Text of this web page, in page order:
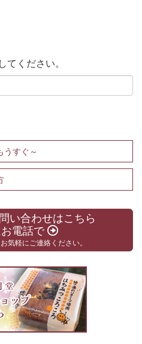
てください。
うすぐ～
い合わせはこちら
電話で
気軽にご連絡ください。